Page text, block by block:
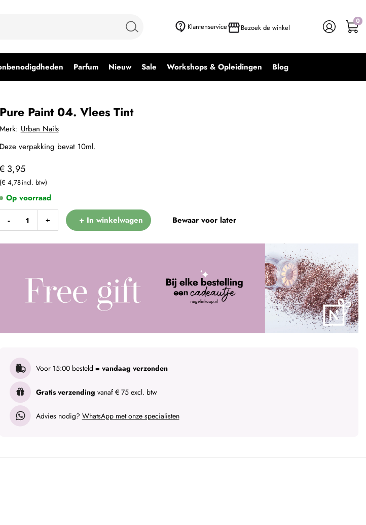
Klantenservice Bezoek de winkel
0
Parfum Nieuw Sale Workshops & Opleidingen Blog
Pure Paint 04. Vlees Tint
€ 3,95
€ 4,78
+ In winkelwagen
- + + In winkelwagen Bewaar voor later
Merk: Urban Nails
Voor 15:00 besteld = vandaag verzonden
Gratis verzending vanaf € 75 excl. btw
Advies nodig? WhatsApp met onze specialisten
Op voorraad
Deze verpakking bevat 10ml.